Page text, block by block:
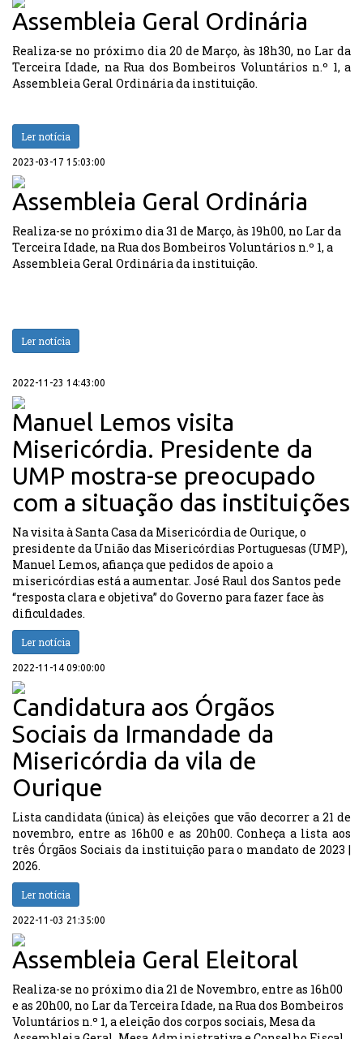
Assembleia Geral Ordinária
Realiza-se no próximo dia 20 de Março, às 18h30, no Lar da
Terceira Idade, na Rua dos Bombeiros Voluntários n.º 1, a
Assembleia Geral Ordinária da instituição.
Ler notícia
2023-03-17 15:03:00
Assembleia Geral Ordinária
Realiza-se no próximo dia 31 de Março, às 19h00, no Lar da
Terceira Idade, na Rua dos Bombeiros Voluntários n.º 1, a
Assembleia Geral Ordinária da instituição.
Ler notícia
2022-11-23 14:43:00
Manuel Lemos visita
Misericórdia. Presidente da
UMP mostra-se preocupado
com a situação das instituições
Na visita à Santa Casa da Misericórdia de Ourique, o
presidente da União das Misericórdias Portuguesas (UMP),
Manuel Lemos, afiança que pedidos de apoio a
misericórdias está a aumentar. José Raul dos Santos pede
“resposta clara e objetiva” do Governo para fazer face às
dificuldades.
Ler notícia
2022-11-14 09:00:00
Candidatura aos Órgãos
Sociais da Irmandade da
Misericórdia da vila de
Ourique
Lista candidata (única) às eleições que vão decorrer a 21 de
novembro, entre as 16h00 e as 20h00. Conheça a lista aos
três Órgãos Sociais da instituição para o mandato de 2023 |
2026.
Ler notícia
2022-11-03 21:35:00
Assembleia Geral Eleitoral
Realiza-se no próximo dia 21 de Novembro, entre as 16h00
e as 20h00, no Lar da Terceira Idade, na Rua dos Bombeiros
Voluntários n.º 1, a eleição dos corpos sociais, Mesa da